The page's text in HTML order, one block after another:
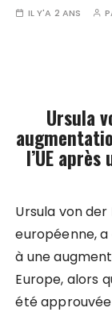
IL Y'A 2 ANS
Ursula
l’UE
Ursula von
européenne,
à une
Europe, alors
été